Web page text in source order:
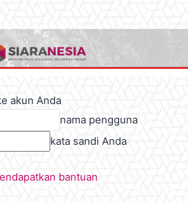
akun Anda
nama pengguna
kata sandi Anda
bantuan